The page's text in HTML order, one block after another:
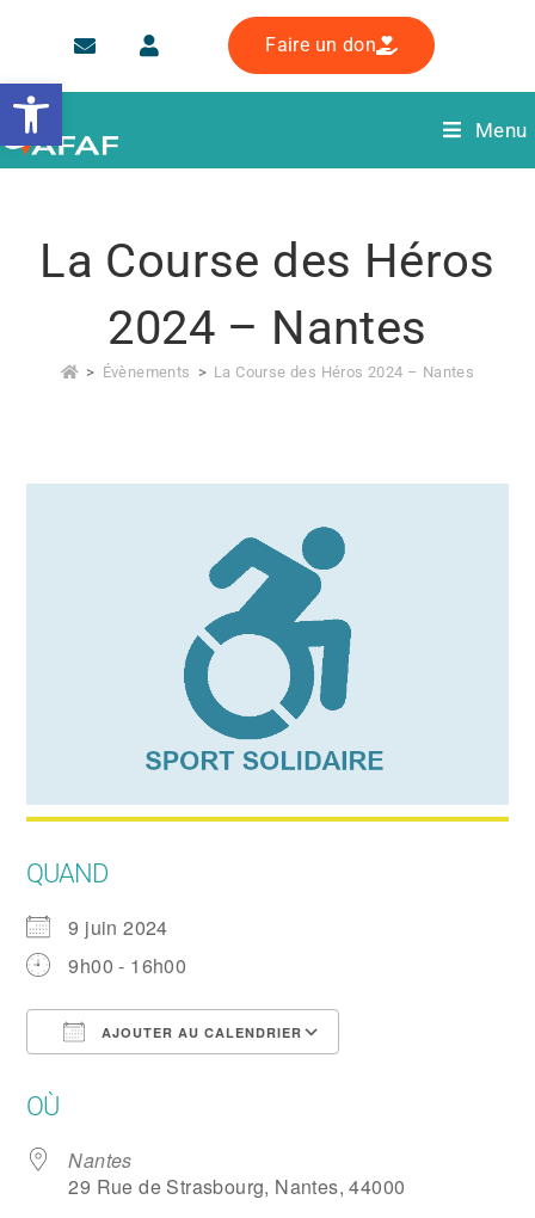
Ouvrir la barre d’outils
Faire un don
Menu
La Course des Héros
2024 – Nantes
> Évènements > La Course des Héros 2024 – Nantes
QUAND
9 juin 2024
9h00 - 16h00
AJOUTER AU CALENDRIER
OÙ
Nantes
29 Rue de Strasbourg, Nantes, 44000